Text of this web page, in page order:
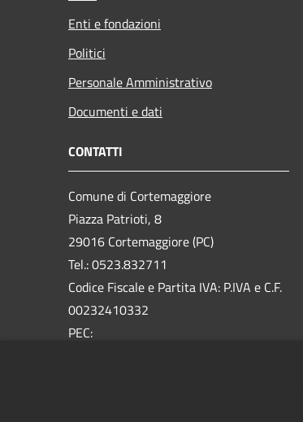
Enti e fondazioni
Politici
Personale Amministrativo
Documenti e dati
CONTATTI
Comune di Cortemaggiore
Piazza Patrioti, 8
29016 Cortemaggiore (PC)
Tel.: 0523.832711
Codice Fiscale e Partita IVA: P.IVA e C.F.
00232410332
PEC: